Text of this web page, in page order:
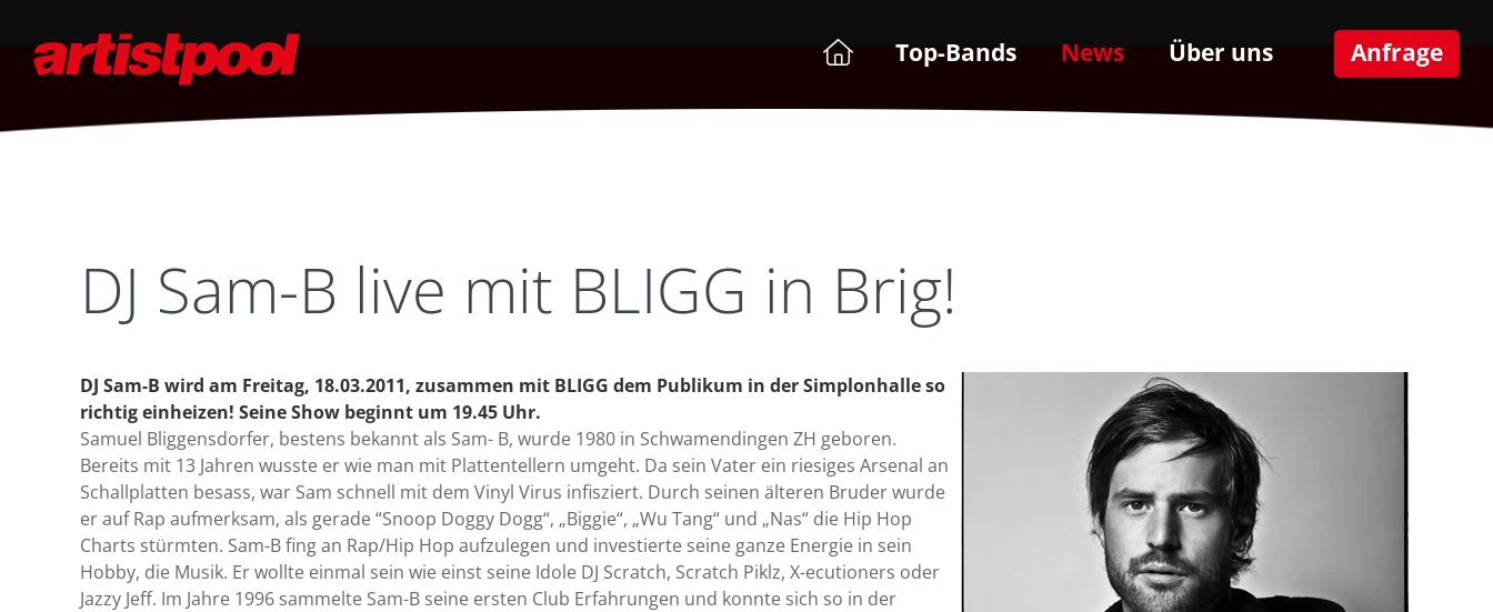
Top-Bands News Über uns Anfrage
DJ Sam-B live mit BLIGG in Brig!
DJ Sam-B wird am Freitag, 18.03.2011, zusammen mit BLIGG dem Publikum in der Simplonhalle so
richtig einheizen! Seine Show beginnt um 19.45 Uhr.
Samuel Bliggensdorfer, bestens bekannt als Sam- B, wurde 1980 in Schwamendingen ZH geboren.
Bereits mit 13 Jahren wusste er wie man mit Plattentellern umgeht. Da sein Vater ein riesiges Arsenal an
Schallplatten besass, war Sam schnell mit dem Vinyl Virus infisziert. Durch seinen älteren Bruder wurde
er auf Rap aufmerksam, als gerade “Snoop Doggy Dogg“, „Biggie“, „Wu Tang“ und „Nas“ die Hip Hop
Charts stürmten. Sam-B fing an Rap/Hip Hop aufzulegen und investierte seine ganze Energie in sein
Hobby, die Musik. Er wollte einmal sein wie einst seine Idole DJ Scratch, Scratch Piklz, X-ecutioners oder
Jazzy Jeff. Im Jahre 1996 sammelte Sam-B seine ersten Club Erfahrungen und konnte sich so in der